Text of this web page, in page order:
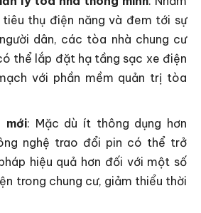
thụ điện năng và đem tới sự
dân, các tòa nhà chung cư
thể lắp đặt hạ tầng sạc xe điện
với phần mềm quản trị tòa
mới: Mặc dù ít thông dụng hơn
nghệ trao đổi pin có thể trở
hiệu quả hơn đối với một số
trong chung cư, giảm thiểu thời